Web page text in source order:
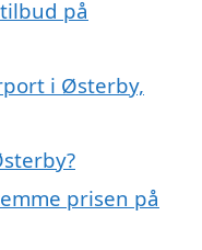
på
i Østerby,
prisen på